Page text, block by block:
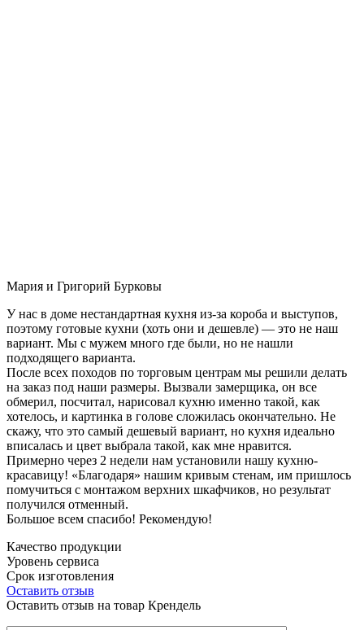
Мария и Григорий Бурковы
У нас в доме нестандартная кухня из-за короба и выступов,
поэтому готовые кухни (хоть они и дешевле) — это не наш
вариант. Мы с мужем много где были, но не нашли
подходящего варианта.
После всех походов по торговым центрам мы решили делать
на заказ под наши размеры. Вызвали замерщика, он все
обмерил, посчитал, нарисовал кухню именно такой, как
хотелось, и картинка в голове сложилась окончательно. Не
скажу, что это самый дешевый вариант, но кухня идеально
вписалась и цвет выбрала такой, как мне нравится.
Примерно через 2 недели нам установили нашу кухню-
красавицу! «Благодаря» нашим кривым стенам, им пришлось
помучиться с монтажом верхних шкафчиков, но результат
получился отменный.
Большое всем спасибо! Рекомендую!
Качество продукции
Уровень сервиса
Срок изготовления
Оставить отзыв
Оставить отзыв на товар Крендель